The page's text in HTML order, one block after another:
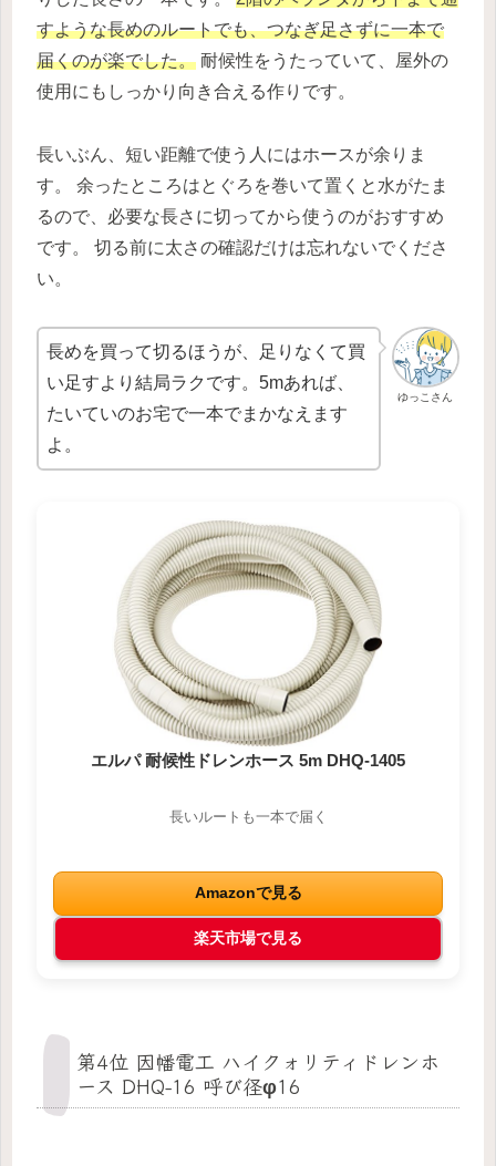
すような長めのルートでも、つなぎ足さずに一本で
届くのが楽でした。 耐候性をうたっていて、屋外の
使用にもしっかり向き合える作りです。
長いぶん、短い距離で使う人にはホースが余りま
す。 余ったところはとぐろを巻いて置くと水がたま
るので、必要な長さに切ってから使うのがおすすめ
です。 切る前に太さの確認だけは忘れないでくださ
い。
ゆっこさん
長めを買って切るほうが、足りなくて買
い足すより結局ラクです。5mあれば、
たいていのお宅で一本でまかなえます
よ。
エルパ 耐候性ドレンホース 5m DHQ-1405
長いルートも一本で届く
Amazonで見る
楽天市場で見る
第4位 因幡電工 ハイクォリティドレンホ
ース DHQ-16 呼び径φ16